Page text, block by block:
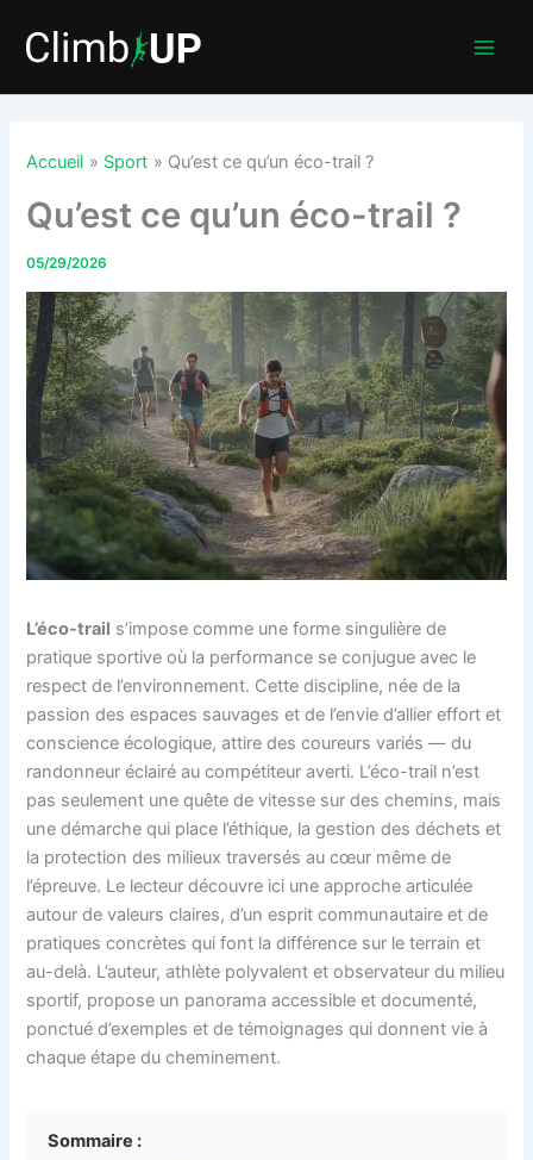
contenu
Accueil Sport Qu’est ce qu’un éco-trail ?
Qu’est ce qu’un éco-trail ?
05/29/2026
L’éco-trail s’impose comme une forme singulière de
pratique sportive où la performance se conjugue avec le
respect de l’environnement. Cette discipline, née de la
passion des espaces sauvages et de l’envie d’allier effort et
conscience écologique, attire des coureurs variés — du
randonneur éclairé au compétiteur averti. L’éco-trail n’est
pas seulement une quête de vitesse sur des chemins, mais
une démarche qui place l’éthique, la gestion des déchets et
la protection des milieux traversés au cœur même de
l’épreuve. Le lecteur découvre ici une approche articulée
autour de valeurs claires, d’un esprit communautaire et de
pratiques concrètes qui font la différence sur le terrain et
au-delà. L’auteur, athlète polyvalent et observateur du milieu
sportif, propose un panorama accessible et documenté,
ponctué d’exemples et de témoignages qui donnent vie à
chaque étape du cheminement.
Sommaire :